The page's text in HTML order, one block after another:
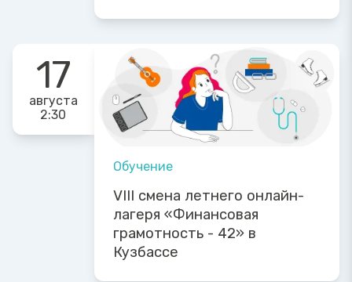
17
августа
2:30
Обучение
VIII смена летнего онлайн-
лагеря «Финансовая
грамотность - 42» в
Кузбассе